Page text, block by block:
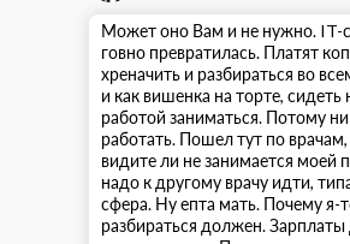
Может оно Вам и не нужно. IT-
говно превратилась. Платят
хреначить и разбираться во
и как вишенка на торте, сидеть
работой заниматься. Потому
работать. Пошел тут по
видите ли не занимается моей
надо к другому врачу идти,
сфера. Ну епта мать. Почему я-
разбираться должен.